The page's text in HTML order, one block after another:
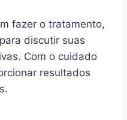
fazer o tratamento,
discutir suas
Com o cuidado
resultados